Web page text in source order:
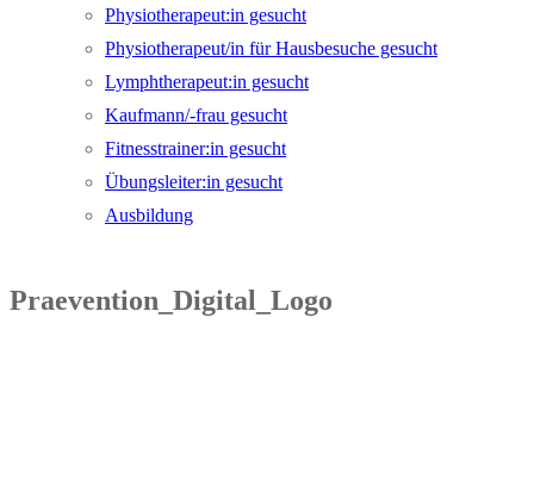
Physiotherapeut:in gesucht
Physiotherapeut/in für Hausbesuche gesucht
Lymphtherapeut:in gesucht
Kaufmann/-frau gesucht
Fitnesstrainer:in gesucht
Übungsleiter:in gesucht
Ausbildung
Praevention_Digital_Logo